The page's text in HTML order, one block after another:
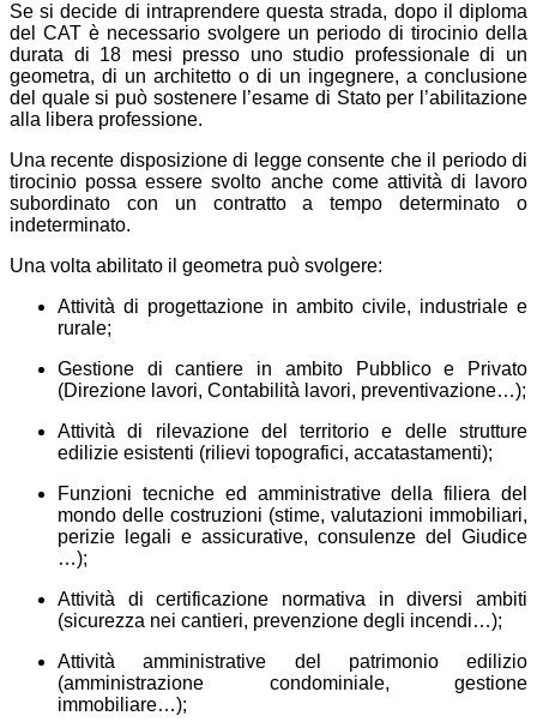
Se si decide di intraprendere questa strada, dopo il diploma
del CAT è necessario svolgere un periodo di tirocinio della
durata di 18 mesi presso uno studio professionale di un
geometra, di un architetto o di un ingegnere, a conclusione
del quale si può sostenere l’esame di Stato per l’abilitazione
alla libera professione.
Una recente disposizione di legge consente che il periodo di
tirocinio possa essere svolto anche come attività di lavoro
subordinato con un contratto a tempo determinato o
indeterminato.
Una volta abilitato il geometra può svolgere:
Attività di progettazione in ambito civile, industriale e
rurale;
Gestione di cantiere in ambito Pubblico e Privato
(Direzione lavori, Contabilità lavori, preventivazione…);
Attività di rilevazione del territorio e delle strutture
edilizie esistenti (rilievi topografici, accatastamenti);
Funzioni tecniche ed amministrative della filiera del
mondo delle costruzioni (stime, valutazioni immobiliari,
perizie legali e assicurative, consulenze del Giudice
…);
Attività di certificazione normativa in diversi ambiti
(sicurezza nei cantieri, prevenzione degli incendi…);
Attività amministrative del patrimonio edilizio
(amministrazione condominiale, gestione
immobiliare…);